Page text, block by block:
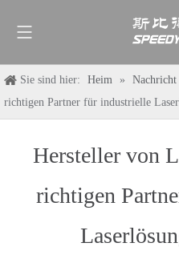
Sie sind hier: Heim » Nachricht
richtigen Partner für industrielle
Hersteller von
richtigen